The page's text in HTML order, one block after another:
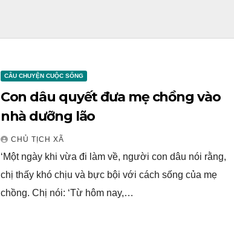
CÂU CHUYỆN CUỘC SỐNG
Con dâu quyết đưa mẹ chồng vào
nhà dưỡng lão
CHỦ TỊCH XÃ
‘Một ngày khi vừa đi làm về, người con dâu nói rằng,
chị thấy khó chịu và bực bội với cách sống của mẹ
chồng. Chị nói: ‘Từ hôm nay,…